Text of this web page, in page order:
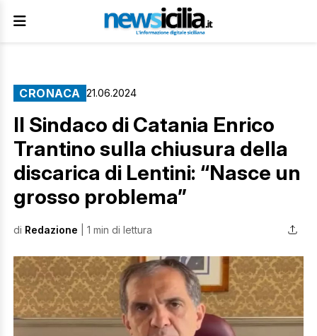
CRONACA 21.06.2024
Il Sindaco di Catania Enrico
Trantino sulla chiusura della
discarica di Lentini: “Nasce un
grosso problema”
di Redazione | 1 min di lettura